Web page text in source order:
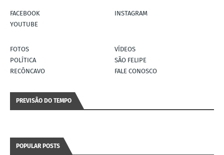
FACEBOOK
INSTAGRAM
YOUTUBE
FOTOS
VÍDEOS
POLÍTICA
SÃO FELIPE
RECÔNCAVO
FALE CONOSCO
PREVISÃO DO TEMPO
POPULAR POSTS